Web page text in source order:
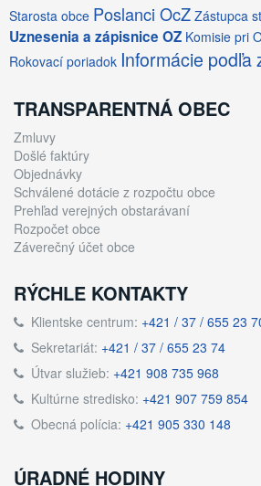
Starosta obce Poslanci OcZ Zástupca
Uznesenia a zápisnice OZ Komisie pri
Rokovací poriadok Informácie podľa
TRANSPARENTNÁ OBEC
Zmluvy
Došlé faktúry
Objednávky
Schválené dotácie z rozpočtu obce
Prehľad verejných obstarávaní
Rozpočet obce
Záverečný účet obce
RÝCHLE KONTAKTY
Klientske centrum: +421 / 37 / 655 23
Sekretariát: +421 / 37 / 655 23 74
Útvar služieb: +421 908 735 968
Kultúrne stredisko: +421 907 759 854
Obecná polícia: +421 905 330 148
ÚRADNÉ HODINY